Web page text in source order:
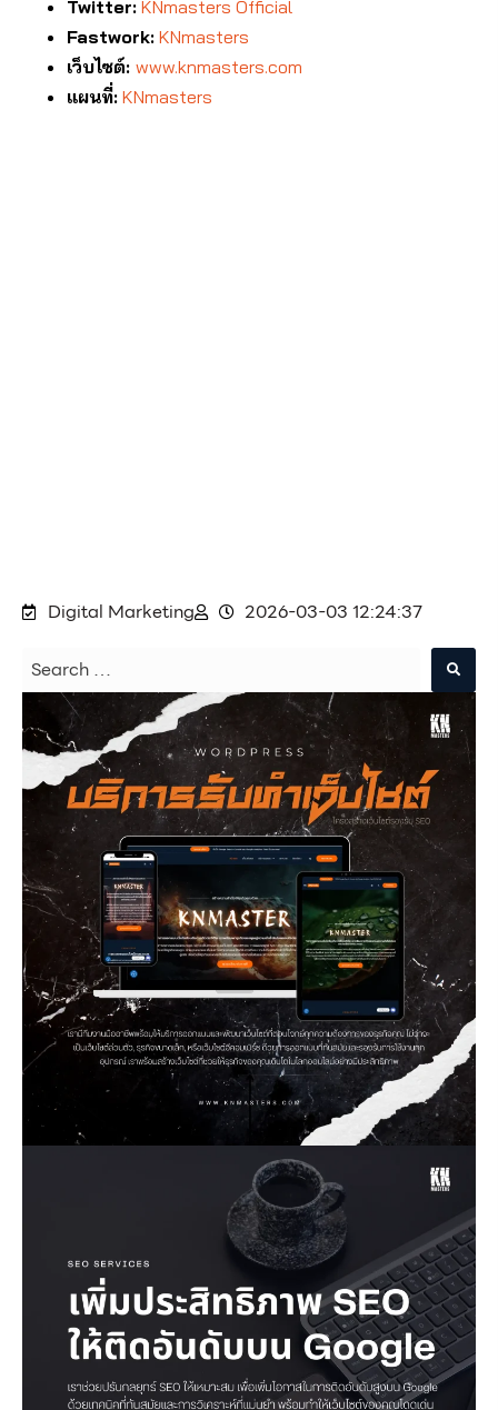
Twitter: KNmasters Official
Fastwork: KNmasters
เว็บไซต์: www.knmasters.com
แผนที่: KNmasters
Digital Marketing 2026-03-03 12:24:37